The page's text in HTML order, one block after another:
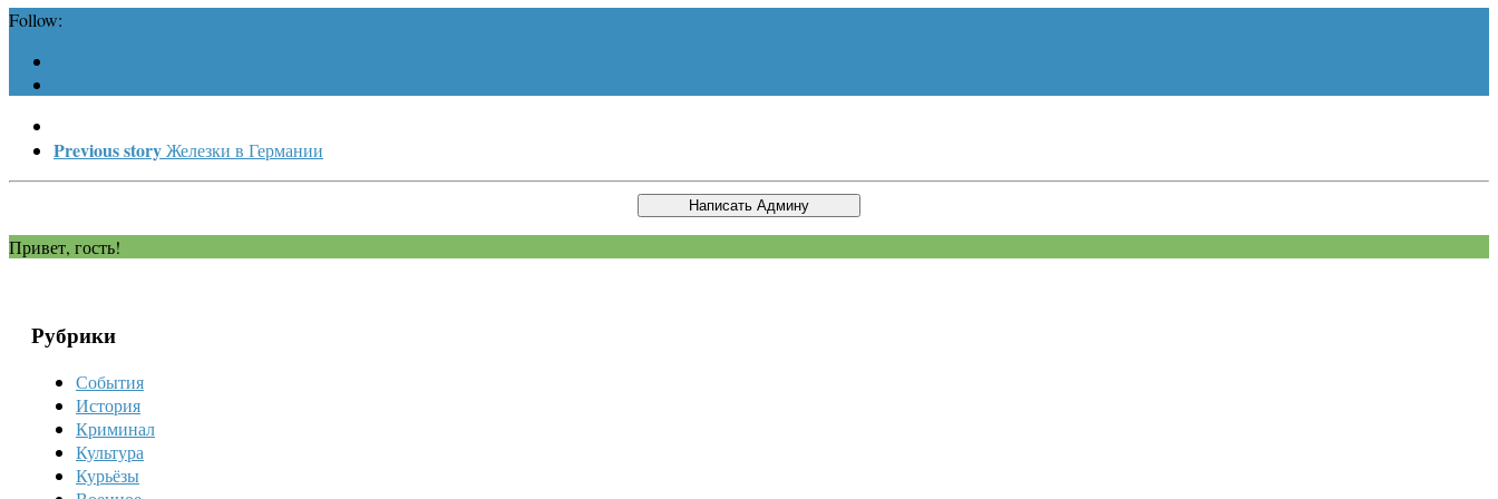
Follow:
Previous storyЖелезки в Германии
Привет, гость!
Рубрики
События
История
Криминал
Культура
Курьёзы